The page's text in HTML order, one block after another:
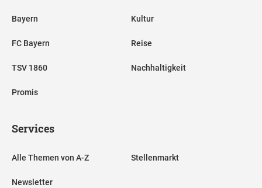
Bayern
FC Bayern
TSV 1860
Promis
Kultur
Reise
Nachhaltigkeit
Services
Alle Themen von A-Z
Newsletter
Stellenmarkt